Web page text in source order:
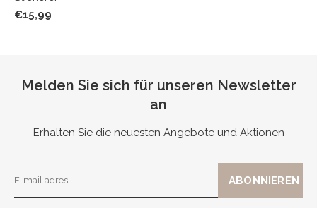
€15,99
Melden Sie sich für unseren Newsletter
an
Erhalten Sie die neuesten Angebote und Aktionen